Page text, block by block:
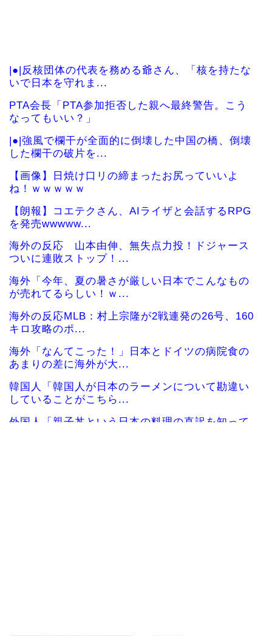
|●|反核団体の代表を務める爺さん、「核を持たな
いで日本を守れま...
PTA会長「PTA参加拒否した親へ最終警告。こう
なってもいい？」
|●|強風で欄干が全面的に倒壊した中国の橋、倒壊
した欄干の破片を...
【画像】日焼け口リの締まったお尻っていいよ
ね！ｗｗｗｗｗ
【朗報】コエテクさん、AIライザと会話するRPG
を発売wwwww...
海外の反応 山本由伸、無失点力投！ドジャース
ついに連敗ストップ！...
海外「今年、夏の暑さが厳しい日本でこんなもの
が売れてるらしい！ｗ...
海外の反応MLB：村上宗隆が2戦連発の26号、160
キロ攻略のポ...
海外「なんてこった！」日本とドイツの病院食の
あまりの差に海外が大...
韓国人「韓国人が日本のラーメンについて勘違い
していることがこちら...
外国人「親子丼という日本の料理の直訳を知って